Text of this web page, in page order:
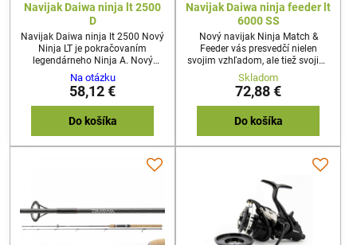
Navijak Daiwa ninja lt 2500
D
Navijak Daiwa ninja lt 2500 Nový
Ninja LT je pokračovaním
legendárneho Ninja A. Nový
Ninja LT presvedčí opticky aj
technicky. Ultra hladký a
rovnomerný chod je skutočným
vrcholom. Vďaka integrácii
konceptu LT sa inžinierom DAIWA
navijaka.
Na otázku
58,12 €
Do košíka
Navijak Daiwa ninja feeder lt
6000 SS
Nový navijak Ninja Match &
Feeder vás presvedčí nielen
svojim vzhľadom, ale tiež svojimi
vlastnosťami. Predovšetkým
musíme vyzdvihnúť hladký a
presný chod navijaku! DAIWA
inžinierom sa podarilo veľmi
výrazne znížiť hmotnosť navijáku,
konceptu. Inovované prevody
Tough Digigear, ktoré boli skôr
exkluzívne používané len u
drahších modelov, skvele
dopĺňajú navijak...
Skladom
72,88 €
Do košíka